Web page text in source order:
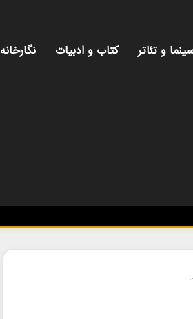
و تئاتر کتاب و ادبیات نگارخانه